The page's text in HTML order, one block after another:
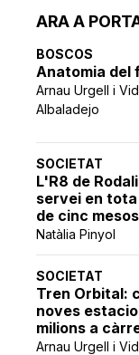
ARA A
BOSCOS
Anatomia del
Arnau Urgell i
Albaladejo
SOCIETAT
L'R8 de
servei en
de cinc mesos
Natàlia Pinyol
SOCIETAT
Tren Orbital:
noves
milions a
Arnau Urgell i